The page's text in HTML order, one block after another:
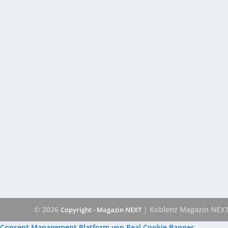
© 2026 Copyright - Magazin NEXT | Koblenz Magazin